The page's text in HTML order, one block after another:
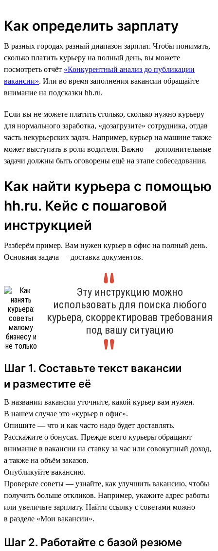
Как определить зарплату
В разных городах разный диапазон зарплат. Чтобы понимать,
сколько платить курьеру на полный день, вы можете
посмотреть отчёт «Конкурентный анализ до публикации
вакансии». Или во время заполнения вакансии обращайте
внимание на подсказки hh.ru.
Если вы не можете платить столько, сколько нужно курьеру
для нормального заработка, «дозагрузите» сотрудника, отдав
часть некурьерских задач. Например, курьер на машине также
может выступать в роли водителя. Важно — дополнительные
задачи должны быть оговорены ещё на этапе собеседования.
Как найти курьера с помощью
hh.ru. Кейс с пошаговой
инструкцией
Разберём пример. Вам нужен курьер в офис на полный день.
Основная задача — доставка документов.
Эту инструкцию можно
использовать для поиска любого
курьера, скорректировав требования
под вашу ситуацию
Шаг 1. Составьте текст вакансии
и разместите её
В названии вакансии уточните, какой курьер вам нужен.
В нашем случае это «курьер в офис».
Опишите — что и как часто надо будет доставлять.
Расскажите о бонусах. Прежде всего курьеры обращают
внимание в вакансии на ставку за час или совокупный доход,
а также на объём заказов.
Опубликуйте вакансию.
Проверьте советы — узнайте, как улучшить вакансию, чтобы
получить больше откликов. Например, укажите адрес работы
или увеличьте зарплату. Найти ссылку с советами можно
в разделе «Мои вакансии».
Шаг 2. Работайте с базой резюме